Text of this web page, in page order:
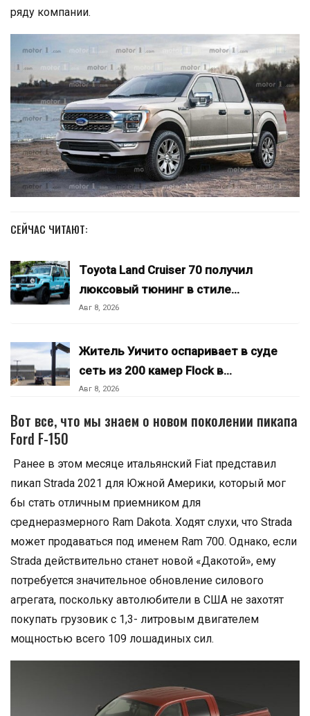
ряду компании.
СЕЙЧАС ЧИТАЮТ:
Toyota Land Cruiser 70 получил
люксовый тюнинг в стиле…
Авг 8, 2026
Житель Уичито оспаривает в суде
сеть из 200 камер Flock в…
Авг 8, 2026
Вот все, что мы знаем о новом поколении пикапа
Ford F-150
Ранее в этом месяце итальянский Fiat представил
пикап Strada 2021 для Южной Америки, который мог
бы стать отличным приемником для
среднеразмерного Ram Dakota. Ходят слухи, что Strada
может продаваться под именем Ram 700. Однако, если
Strada действительно станет новой «Дакотой», ему
потребуется значительное обновление силового
агрегата, поскольку автолюбители в США не захотят
покупать грузовик с 1,3- литровым двигателем
мощностью всего 109 лошадиных сил.